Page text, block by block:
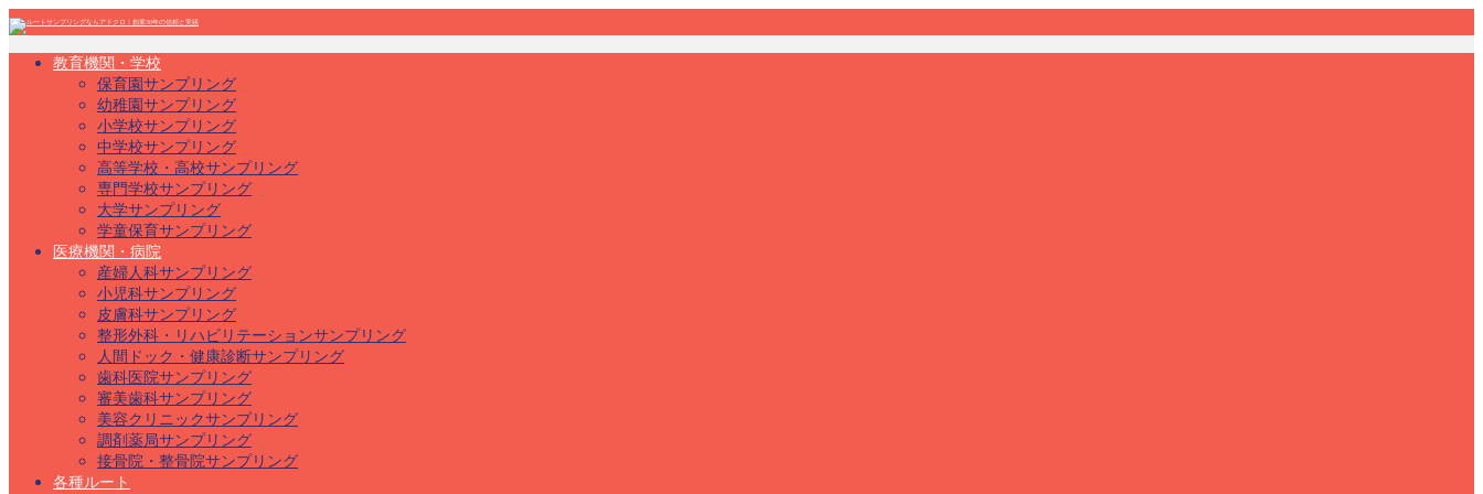
教育機関・学校
保育園サンプリング
幼稚園サンプリング
小学校サンプリング
中学校サンプリング
高等学校・高校サンプリング
専門学校サンプリング
大学サンプリング
学童保育サンプリング
医療機関・病院
産婦人科サンプリング
小児科サンプリング
皮膚科サンプリング
整形外科・リハビリテーションサンプリング
人間ドック・健康診断サンプリング
歯科医院サンプリング
審美歯科サンプリング
美容クリニックサンプリング
調剤薬局サンプリング
接骨院・整骨院サンプリング
各種ルート